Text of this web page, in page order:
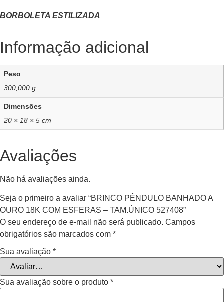
BORBOLETA ESTILIZADA
Informação adicional
Peso
300,000 g
Dimensões
20 × 18 × 5 cm
Avaliações
Não há avaliações ainda.
Seja o primeiro a avaliar “BRINCO PÊNDULO BANHADO A
OURO 18K COM ESFERAS – TAM.ÚNICO 527408”
O seu endereço de e-mail não será publicado. Campos
obrigatórios são marcados com *
Sua avaliação *
Sua avaliação sobre o produto *